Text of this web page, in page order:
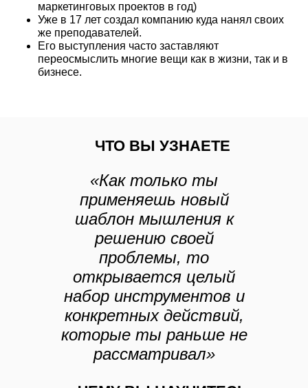
маркетинговых проектов в год)
Уже в 17 лет создал компанию куда нанял своих
же преподавателей.
Его выступления часто заставляют
переосмыслить многие вещи как в жизни, так и в
бизнесе.
ЧТО ВЫ УЗНАЕТЕ
«Как только ты
применяешь новый
шаблон мышления к
решению своей
проблемы, то
открывается целый
набор инструментов и
конкретных действий,
которые ты раньше не
рассматривал»